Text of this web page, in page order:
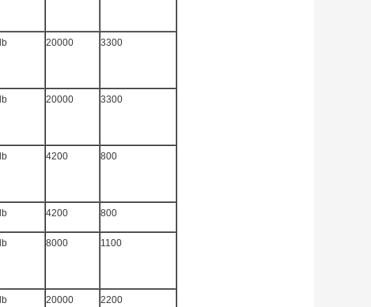
20000 3300
20000 3300
4200 800
4200 800
8000 1100
20000 2200